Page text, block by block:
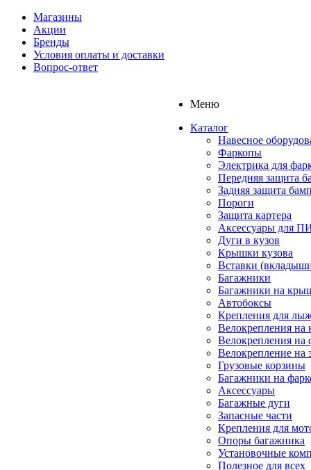
Магазины
Акции
Бренды
Условия оплаты и доставки
Вопрос-ответ
Меню
Каталог
Навесное
Фаркопы
Электрика для
Передняя защита
Задняя защита
Пороги
Защита картера
Аксессуары для
Дуги в кузов
Крышки кузова
Вставки
Багажники
Багажники на
Автобоксы
Крепления для
Велокрепления
Велокрепления на
Велокрепление на
Грузовые корзины
Багажники на
Аксессуары
Багажные дуги
Запасные части
Крепления для
Опоры багажника
Установочные
Полезное для всех